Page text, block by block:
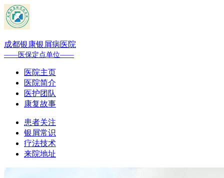
成都银康银屑病医院
——医保定点单位——
医院主页
医院简介
医护团队
康复故事
患者关注
银屑常识
疗法技术
来院地址